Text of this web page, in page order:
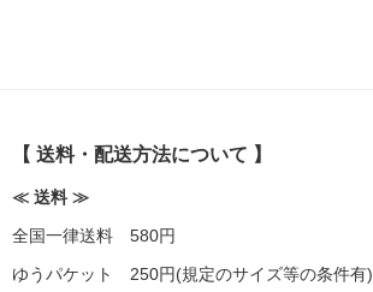
【 送料・配送方法について 】
≪ 送料 ≫
全国一律送料 580円
ゆうパケット 250円(規定のサイズ等の条件有)